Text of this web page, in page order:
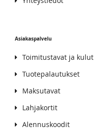
Asiakaspalvelu
Toimitustavat ja kulut
Tuotepalautukset
Maksutavat
Lahjakortit
Alennuskoodit